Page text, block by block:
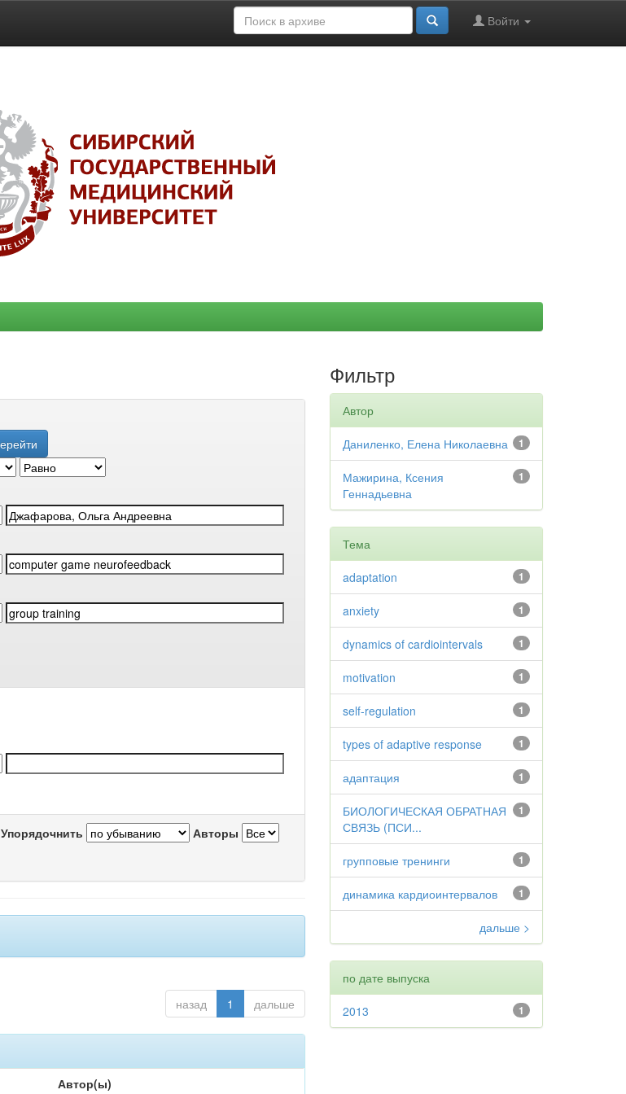
Войти
Упорядочнить Авторы
назад 1 дальше
Автор(ы)
Фильтр
Автор
1
Даниленко, Елена Николаевна
1
Мажирина, Ксения
Геннадьевна
Тема
1
adaptation
1
anxiety
1
dynamics of cardiointervals
1
motivation
1
self-regulation
1
types of adaptive response
1
адаптация
1
БИОЛОГИЧЕСКАЯ ОБРАТНАЯ
СВЯЗЬ (ПСИ...
1
групповые тренинги
1
динамика кардиоинтервалов
дальше >
по дате выпуска
1
2013